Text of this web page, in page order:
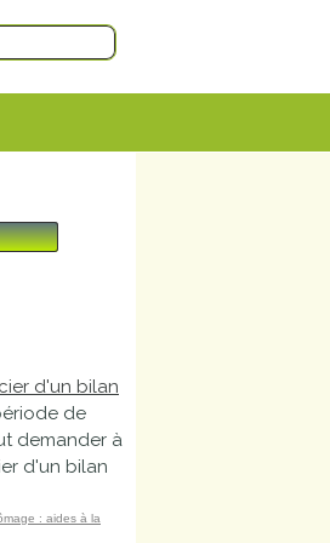
d'un bilan
de
demander à
d'un bilan
: aides à la